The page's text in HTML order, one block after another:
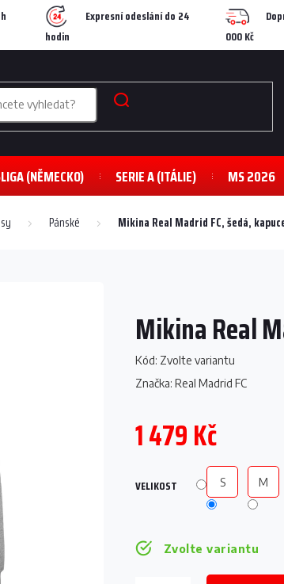
Expresní odeslání do 24
hodin
000 Kč
(NĚMECKO) SERIE A (ITÁLIE) MS 2026
Pánské Mikina Real Madrid FC, šedá,
Mikina Real
Kód: Zvolte variantu
Značka: Real Madrid FC
1 479 Kč
cena:
Zvolte variantu
VELIKOST S M